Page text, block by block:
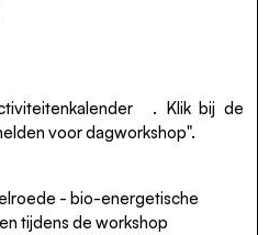
. Klik bij de
voor dagworkshop".